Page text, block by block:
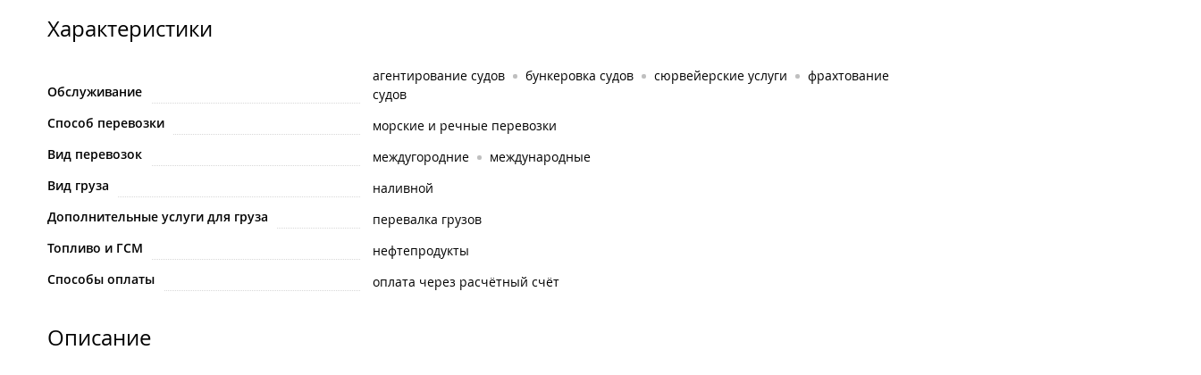
Характеристики
Обслуживание
агентирование судов бункеровка судов сюрвейерские услуги
фрахтование
судов
Способ перевозки
морские и речные перевозки
Вид перевозок
междугородние
международные
Вид груза
наливной
Дополнительные услуги для груза
перевалка грузов
Топливо и ГСМ
нефтепродукты
Способы оплаты
оплата через расчётный счёт
Описание